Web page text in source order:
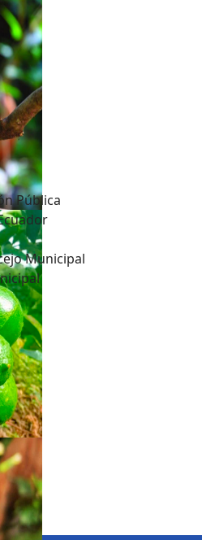
Pública
Municipal